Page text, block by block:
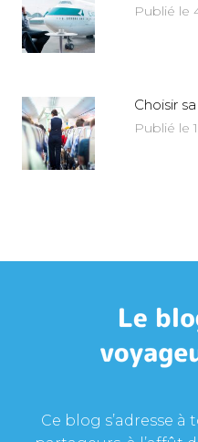
Publié le
Choisir
Publié le
Ce blog s’adresse à